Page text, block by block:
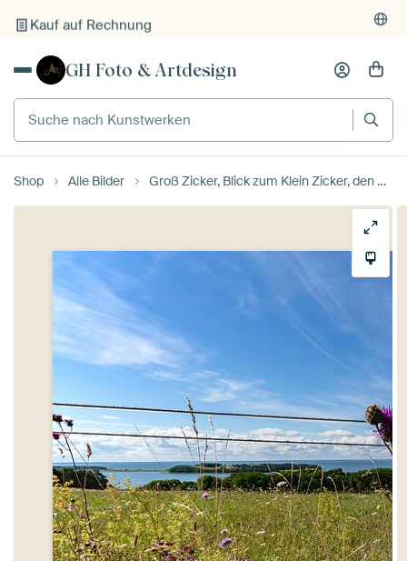
Kauf auf Rechnung
Individueller Druck auf Bestellung
GH Foto & Artdesign
Suche nach Kunstwerken
Shop Alle Bilder Groß Zicker, Blick zum Klein Zicker, den Zicker See und die Ostsee, Rügen